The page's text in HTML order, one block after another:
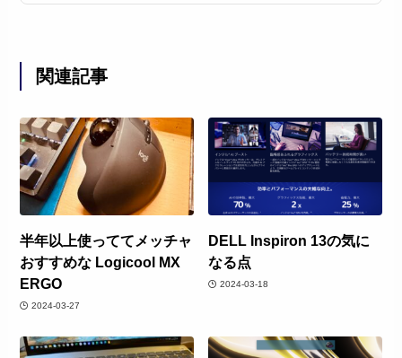
関連記事
半年以上使っててメッチャ
おすすめな Logicool MX
ERGO
2024-03-27
DELL Inspiron 13の気に
なる点
2024-03-18